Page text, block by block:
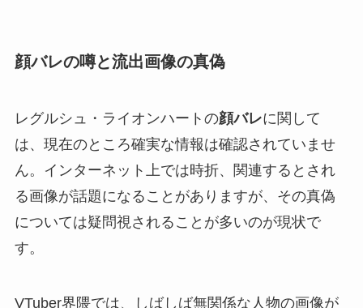
顔バレの噂と流出画像の真偽
レグルシュ・ライオンハートの顔バレに関して
は、現在のところ確実な情報は確認されていませ
ん。インターネット上では時折、関連するとされ
る画像が話題になることがありますが、その真偽
については疑問視されることが多いのが現状で
す。
VTuber界隈では、しばしば無関係な人物の画像が